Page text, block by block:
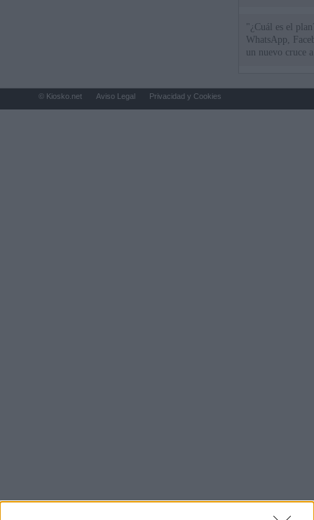
"¿Cuál es el
WhatsApp,
un nuevo cruce
© Kiosko.net Aviso Legal Privacidad y Cookies